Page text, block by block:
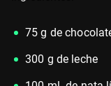
75 g de
300 g de leche